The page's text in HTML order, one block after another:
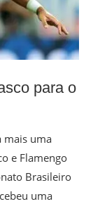
para o
mais uma
e Flamengo
Brasileiro
uma